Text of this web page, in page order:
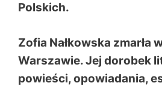
Polskich.
Zofia Nałkowska zmarła
Warszawie. Jej dorobek
powieści, opowiadania,